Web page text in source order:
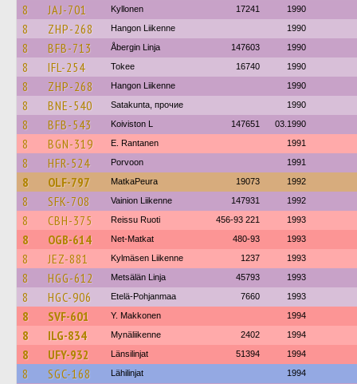
8 JAJ-701 Kyllonen 17241 1990
8 ZHP-268 Hangon Liikenne 1990
8 BFB-713 Åbergin Linja 147603 1990
8 IFL-254 Tokee 16740 1990
8 ZHP-268 Hangon Liikenne 1990
8 BNE-540 Satakunta, прочие 1990
8 BFB-543 Koiviston L 147651 03.1990
8 BGN-319 E. Rantanen 1991
8 HFR-524 Porvoon 1991
8 OLF-797 MatkaPeura 19073 1992
8 SFK-708 Vainion Liikenne 147931 1992
8 CBH-375 Reissu Ruoti 456-93 221 1993
8 OGB-614 Net-Matkat 480-93 1993
8 JEZ-881 Kylmäsen Liikenne 1237 1993
8 HGG-612 Metsälän Linja 45793 1993
8 HGC-906 Etelä-Pohjanmaa 7660 1993
8 SVF-601 Y. Makkonen 1994
8 ILG-834 Mynäliikenne 2402 1994
8 UFY-932 Länsilinjat 51394 1994
8 SGC-168 Lähilinjat 1994